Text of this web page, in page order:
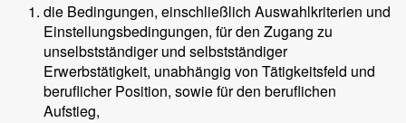
die Bedingungen, einschließlich Auswahlkriterien und
Einstellungsbedingungen, für den Zugang zu
unselbstständiger und selbstständiger
Erwerbstätigkeit, unabhängig von Tätigkeitsfeld und
beruflicher Position, sowie für den beruflichen
Aufstieg,